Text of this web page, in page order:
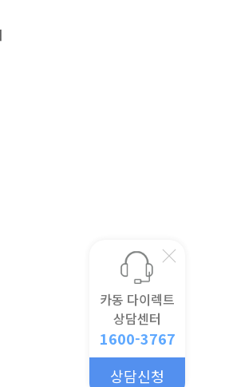
카동 다이렉트
상담센터
1600-3767
상담신청